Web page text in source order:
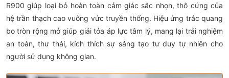
R900 giúp loại bỏ hoàn toàn cảm giác sắc nhọn, thô cứng của
hệ trần thạch cao vuông vức truyền thống. Hiệu ứng trắc quang
bo tròn rộng mở giúp giải tỏa áp lực tâm lý, mang lại trải nghiệm
an toàn, thư thái, kích thích sự sáng tạo tư duy tự nhiên cho
người sử dụng không gian.